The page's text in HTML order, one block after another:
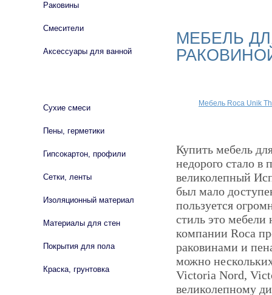
МЕБЕЛЬ
Мебель Roca Unik
Купить мебель
недорого стало в
великолепный
был мало
пользуется
стиль это
компании Roca
раковинами и
можно
Victoria Nord,
великолепному
Раковины
Смесители
Аксессуары для ванной
Сухие смеси
Пены, герметики
Гипсокартон, профили
Сетки, ленты
Изоляционный материал
Материалы для стен
Покрытия для пола
Краска, грунтовка